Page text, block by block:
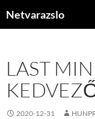
Netvarazslo
LAST
2020-12-31